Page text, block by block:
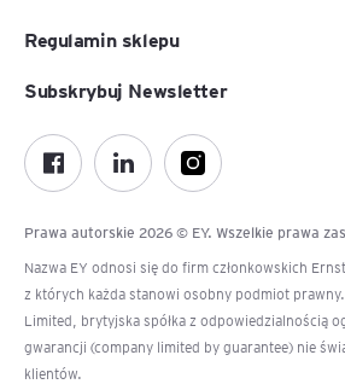
Regulamin sklepu
Prawa autorskie 2026 © EY. Wszelkie prawa
Nazwa EY odnosi się do firm członkowskich
z których każda stanowi osobny podmiot
Limited, brytyjska spółka z odpowiedzialnością
gwarancji (company limited by guarantee) nie
klientów.
Subskrybuj Newsletter